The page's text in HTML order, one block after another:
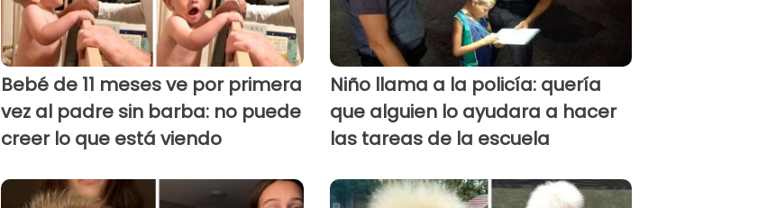
Bebé de 11 meses ve por primera
vez al padre sin barba: no puede
creer lo que está viendo
Niño llama a la policía: quería
que alguien lo ayudara a hacer
las tareas de la escuela